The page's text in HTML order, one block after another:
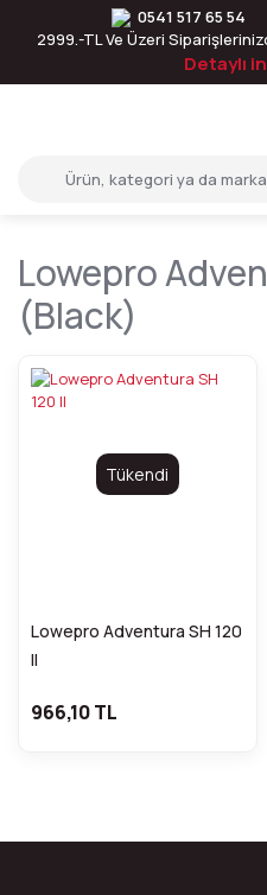
0541 517 65 54
2999.-TL Ve Üzeri
Detaylı
Lowepro
(black)
Tükendi
Lowepro Adventura SH 120
II
966,10 TL